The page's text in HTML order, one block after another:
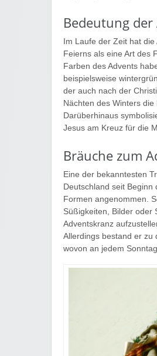
Bedeutung
Im Laufe der Zeit hat
Feierns als eine Art des
Farben des Advents
beispielsweise
der auch nach der
Nächten des Winters
Darüberhinaus
Jesus am Kreuz für die
Bräuche zum
Eine der bekanntesten
Deutschland seit
Formen angenommen.
Süßigkeiten, Bilder oder
Adventskranz
Allerdings bestand er zu
wovon an jedem